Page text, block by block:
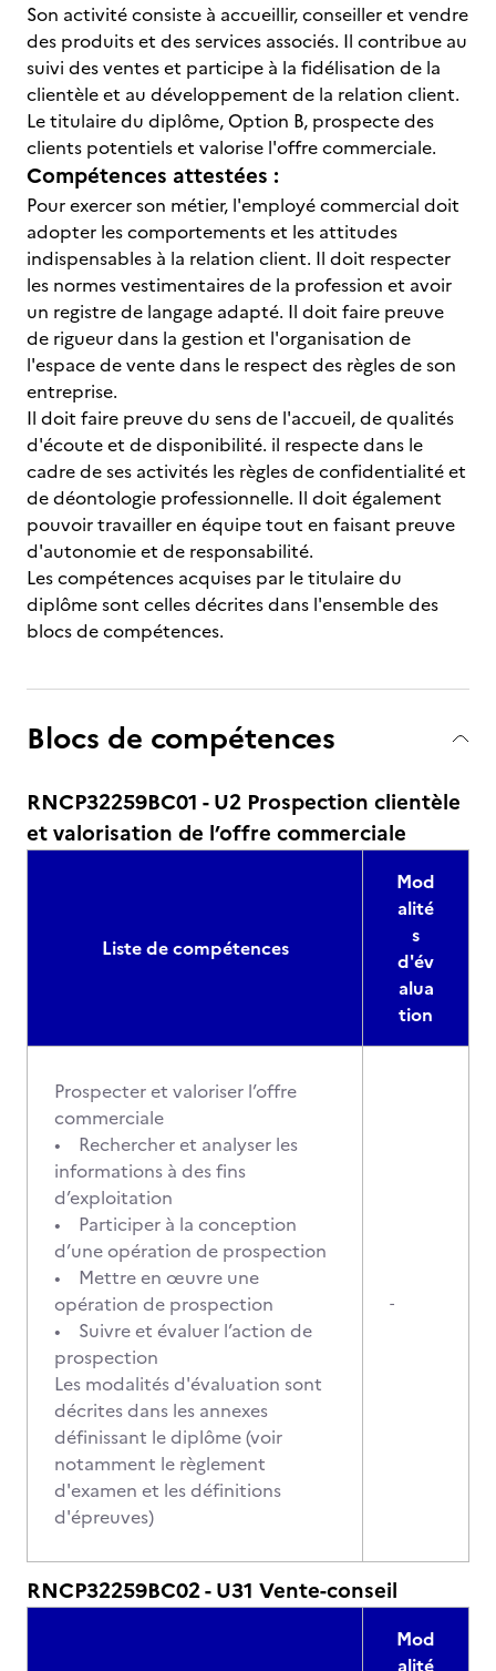
Son activité consiste à accueillir, conseiller et vendre
des produits et des services associés. Il contribue au
suivi des ventes et participe à la fidélisation de la
clientèle et au développement de la relation client.
Le titulaire du diplôme, Option B, prospecte des
clients potentiels et valorise l'offre commerciale.
Compétences attestées :
Pour exercer son métier, l'employé commercial doit
adopter les comportements et les attitudes
indispensables à la relation client. Il doit respecter
les normes vestimentaires de la profession et avoir
un registre de langage adapté. Il doit faire preuve
de rigueur dans la gestion et l'organisation de
l'espace de vente dans le respect des règles de son
entreprise.
Il doit faire preuve du sens de l'accueil, de qualités
d'écoute et de disponibilité. il respecte dans le
cadre de ses activités les règles de confidentialité et
de déontologie professionnelle. Il doit également
pouvoir travailler en équipe tout en faisant preuve
d'autonomie et de responsabilité.
Les compétences acquises par le titulaire du
diplôme sont celles décrites dans l'ensemble des
blocs de compétences.
Blocs de compétences
RNCP32259BC01 - U2 Prospection clientèle
et valorisation de l’offre commerciale
Liste de compétences
Mod
alité
s
d'év
alua
tion
Prospecter et valoriser l’offre
commerciale
• Rechercher et analyser les
informations à des fins
d’exploitation
• Participer à la conception
d’une opération de prospection
• Mettre en œuvre une
opération de prospection
• Suivre et évaluer l’action de
prospection
Les modalités d'évaluation sont
décrites dans les annexes
définissant le diplôme (voir
notamment le règlement
d'examen et les définitions
d'épreuves)
-
RNCP32259BC02 - U31 Vente-conseil
Mod
alité